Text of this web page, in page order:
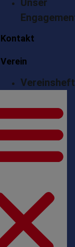
Unser
Kontakt
Verein